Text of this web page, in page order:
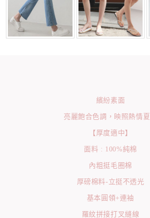
繽紛素面
亮麗飽合色調，映照熱情
【厚度適中】
面料 : 100%純棉
內粗挺毛圈棉
厚磅棉料-立挺不透光
基本圓領+連袖
羅紋拼接打叉縫線